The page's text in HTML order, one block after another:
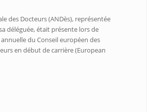
des Docteurs (ANDès), représentée
déléguée, était présente lors de
du Conseil européen des
en début de carrière (European